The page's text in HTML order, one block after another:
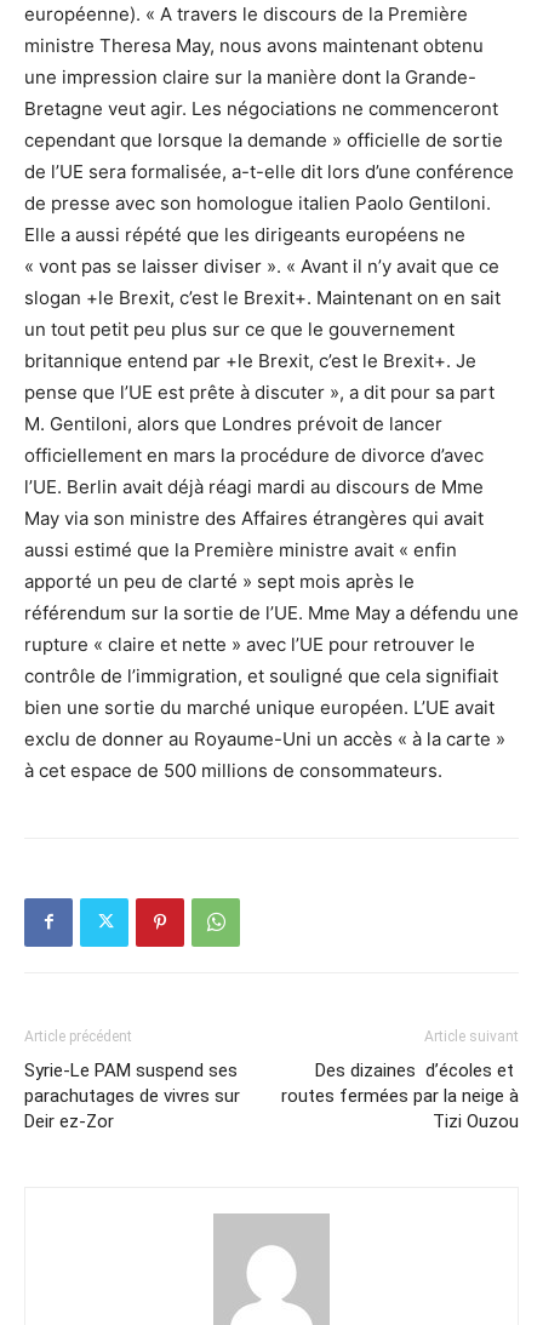
européenne). « A travers le discours de la Première
ministre Theresa May, nous avons maintenant obtenu
une impression claire sur la manière dont la Grande-
Bretagne veut agir. Les négociations ne commenceront
cependant que lorsque la demande » officielle de sortie
de l’UE sera formalisée, a-t-elle dit lors d’une conférence
de presse avec son homologue italien Paolo Gentiloni.
Elle a aussi répété que les dirigeants européens ne
« vont pas se laisser diviser ». « Avant il n’y avait que ce
slogan +le Brexit, c’est le Brexit+. Maintenant on en sait
un tout petit peu plus sur ce que le gouvernement
britannique entend par +le Brexit, c’est le Brexit+. Je
pense que l’UE est prête à discuter », a dit pour sa part
M. Gentiloni, alors que Londres prévoit de lancer
officiellement en mars la procédure de divorce d’avec
l’UE. Berlin avait déjà réagi mardi au discours de Mme
May via son ministre des Affaires étrangères qui avait
aussi estimé que la Première ministre avait « enfin
apporté un peu de clarté » sept mois après le
référendum sur la sortie de l’UE. Mme May a défendu une
rupture « claire et nette » avec l’UE pour retrouver le
contrôle de l’immigration, et souligné que cela signifiait
bien une sortie du marché unique européen. L’UE avait
exclu de donner au Royaume-Uni un accès « à la carte »
à cet espace de 500 millions de consommateurs.
Article précédent
Syrie-Le PAM suspend ses
parachutages de vivres sur
Deir ez-Zor
Article suivant
Des dizaines d’écoles et
routes fermées par la neige à
Tizi Ouzou